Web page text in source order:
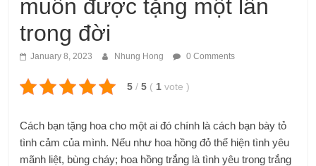
muốn được tặng một lần
trong đời
January 8, 2023 Nhung Hong 0 Comments
5 / 5 ( 1 vote)
Cách bạn tặng hoa cho một ai đó chính là cách bạn bày tỏ
tình cảm của mình. Nếu như hoa hồng đỏ thể hiện tình yêu
mãnh liệt, bùng cháy; hoa hồng trắng là tình yêu trong trắng